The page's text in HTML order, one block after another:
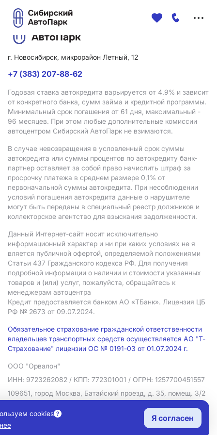
г. Новосибирск, микрорайон Летный, 12
+7 (383) 207-88-62
Годовая ставка автокредита варьируется от 4.9% и зависит
от конкретного банка, сумм займа и кредитной программы.
Минимальный срок погашения от 61 дня, максимальный -
96 месяцев. При этом любые дополнительные комиссии
автоцентром Сибирский АвтоПарк не взимаются.
В случае невозвращения в условленный срок суммы
автокредита или суммы процентов по автокредиту банк-
партнер оставляет за собой право начислить штраф за
просрочку платежа в среднем размере 0,1% от
первоначальной суммы автокредита. При несоблюдении
условий погашения автокредита данные о нарушителе
могут быть переданы в специальный реестр должников и
коллекторское агентство для взыскания задолженности.
Данный Интернет-сайт носит исключительно
информационный характер и ни при каких условиях не я
вляется публичной офертой, определяемой положениями
Статьи 437 Гражданского кодекса РФ. Для получения
подробной информации о наличии и стоимости указанных
товаров и (или) услуг, пожалуйста, обращайтесь к
менеджерам автоцентра
Кредит предоставляется банком АO «ТБанк». Лицензия ЦБ
РФ № 2673 от 09.07.2024.
Обязательное страхование гражданской ответственности
владельцев транспортных средств осуществляется АО "Т-
Страхование" лицензии ОС № 0191-03 от 01.07.2024 г.
ООО "Орвалон"
ИНН: 9723262082 / КПП: 772301001 / ОГРН: 1257700451557
109651, город Москва, Батайский проезд, д. 35, помещ. 3/2
Политика в отношении обработки персональных данных
Согласие на рекламную рассылку
Правовая информация
cookies
Я согласен